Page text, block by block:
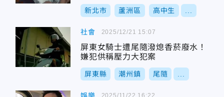
新北市 蘆洲區 高中生
社會
屏東女騎士遭尾隨潑熄香菸廢水！
嫌犯供稱壓力大犯案
屏東縣 潮州鎮 尾隨
2025/12/21 15:07
2025/11/22 16:22